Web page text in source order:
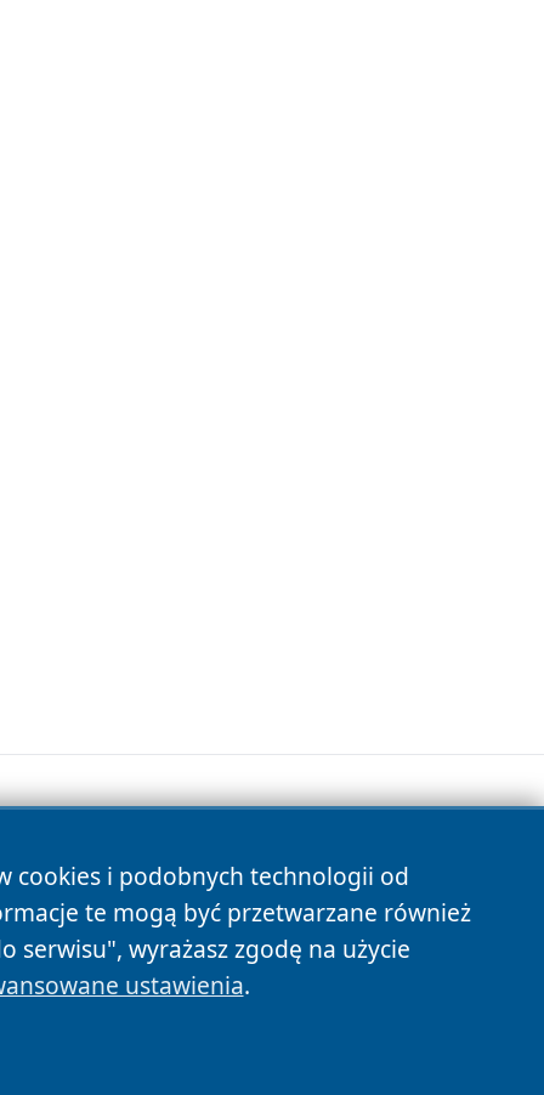
cookies i podobnych technologii od
te mogą być przetwarzane również
serwisu", wyrażasz zgodę na użycie
ustawienia.